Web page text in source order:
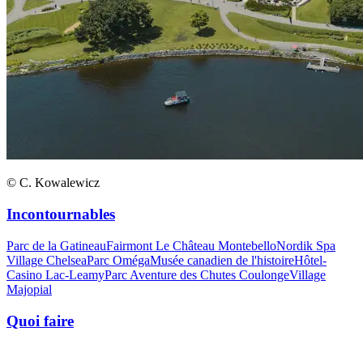
© C. Kowalewicz
Incontournables
Parc de la GatineauFairmont Le Château MontebelloNordik Spa
Village ChelseaParc OmégaMusée canadien de l'histoireHôtel-
Casino Lac-LeamyParc Aventure des Chutes CoulongeVillage
Majopial
Quoi faire